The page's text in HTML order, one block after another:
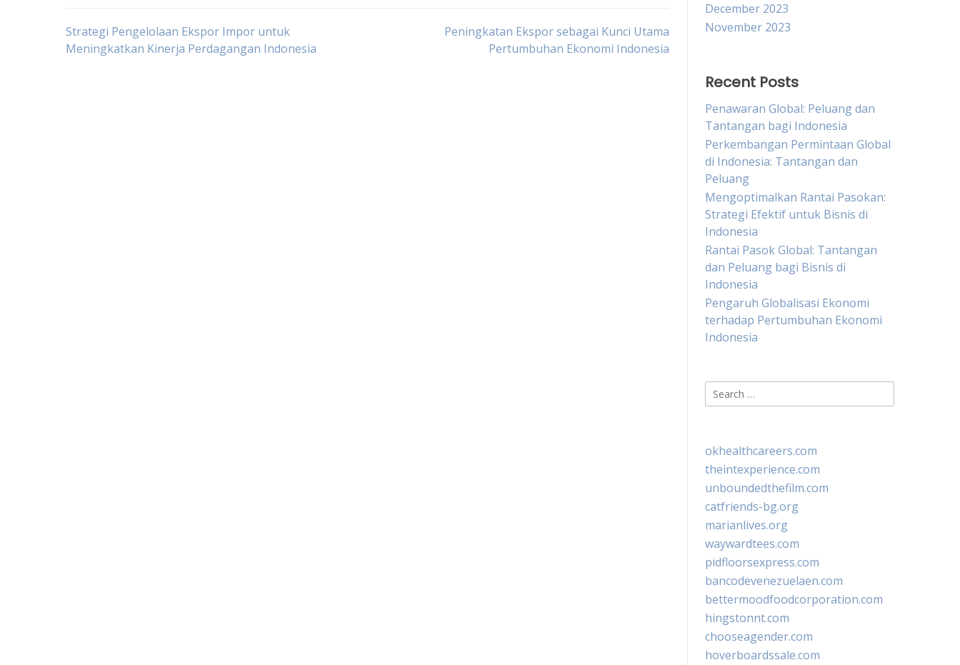
Post
Strategi Pengelolaan Ekspor Impor untuk
Meningkatkan Kinerja Perdagangan Indonesia
Peningkatan Ekspor sebagai Kunci Utama
Pertumbuhan Ekonomi Indonesia
December 2023
November 2023
Recent Posts
Penawaran Global: Peluang dan
Tantangan bagi Indonesia
Perkembangan Permintaan Global
di Indonesia: Tantangan dan
Peluang
Mengoptimalkan Rantai Pasokan:
Strategi Efektif untuk Bisnis di
Indonesia
Rantai Pasok Global: Tantangan
dan Peluang bagi Bisnis di
Indonesia
Pengaruh Globalisasi Ekonomi
terhadap Pertumbuhan Ekonomi
Indonesia
Search
for:
okhealthcareers.com
theintexperience.com
unboundedthefilm.com
catfriends-bg.org
marianlives.org
waywardtees.com
pidfloorsexpress.com
bancodevenezuelaen.com
bettermoodfoodcorporation.com
hingstonnt.com
chooseagender.com
hoverboardssale.com